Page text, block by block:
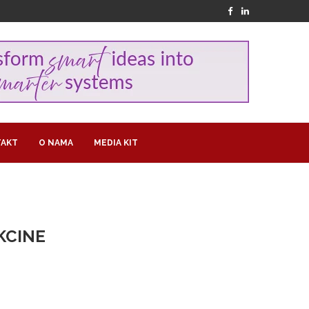
O NAMA MEDIA KIT